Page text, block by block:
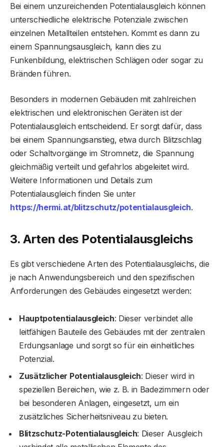
Bei einem unzureichenden Potentialausgleich können
unterschiedliche elektrische Potenziale zwischen
einzelnen Metallteilen entstehen. Kommt es dann zu
einem Spannungsausgleich, kann dies zu
Funkenbildung, elektrischen Schlägen oder sogar zu
Bränden führen.
Besonders in modernen Gebäuden mit zahlreichen
elektrischen und elektronischen Geräten ist der
Potentialausgleich entscheidend. Er sorgt dafür, dass
bei einem Spannungsanstieg, etwa durch Blitzschlag
oder Schaltvorgänge im Stromnetz, die Spannung
gleichmäßig verteilt und gefahrlos abgeleitet wird.
Weitere Informationen und Details zum
Potentialausgleich finden Sie unter
https://hermi.at/blitzschutz/potentialausgleich.
3. Arten des Potentialausgleichs
Es gibt verschiedene Arten des Potentialausgleichs, die
je nach Anwendungsbereich und den spezifischen
Anforderungen des Gebäudes eingesetzt werden:
Hauptpotentialausgleich: Dieser verbindet alle
leitfähigen Bauteile des Gebäudes mit der zentralen
Erdungsanlage und sorgt so für ein einheitliches
Potenzial.
Zusätzlicher Potentialausgleich: Dieser wird in
speziellen Bereichen, wie z. B. in Badezimmern oder
bei besonderen Anlagen, eingesetzt, um ein
zusätzliches Sicherheitsniveau zu bieten.
Blitzschutz-Potentialausgleich: Dieser Ausgleich